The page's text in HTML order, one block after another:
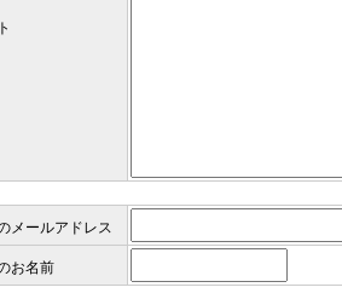
メールアドレス
お名前